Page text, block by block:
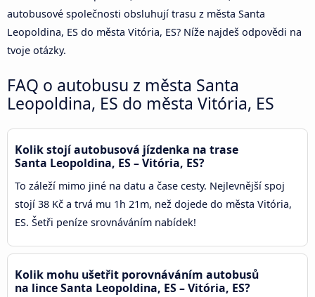
autobusové společnosti obsluhují trasu z města Santa
Leopoldina, ES do města Vitória, ES? Níže najdeš odpovědi na
tvoje otázky.
FAQ o autobusu z města Santa
Leopoldina, ES do města Vitória, ES
Kolik stojí autobusová jízdenka na trase
Santa Leopoldina, ES – Vitória, ES?
To záleží mimo jiné na datu a čase cesty. Nejlevnější spoj
stojí 38 Kč a trvá mu 1h 21m, než dojede do města Vitória,
ES. Šetři peníze srovnáváním nabídek!
Kolik mohu ušetřit porovnáváním autobusů
na lince Santa Leopoldina, ES – Vitória, ES?